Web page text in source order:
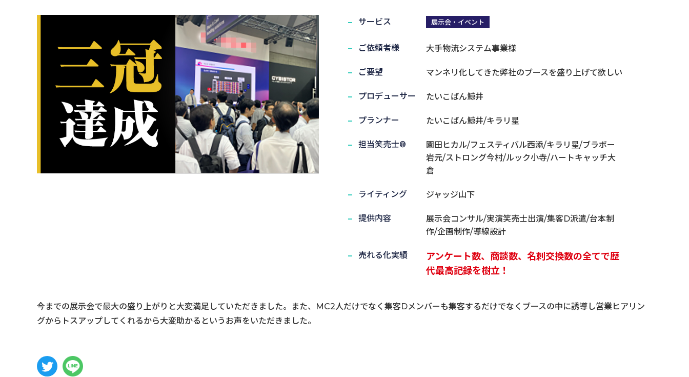
WEB広告・SNS運用・EC運営 実演笑売士・タレント
サービス 展示会・イベント
ご依頼者様 大手物流システム事業様
ご要望 マンネリ化してきた弊社のブースを盛り上げて欲しい
プロデューサー たいこばん鯨井
プランナー たいこばん鯨井/キラリ星
担当笑売士®
園田ヒカル/フェスティバル西添/キラリ星/ブラボー
岩元/ストロング今村/ルック小寺/ハートキャッチ大
倉
ライティング ジャッジ山下
提供内容
展示会コンサル/実演笑売士出演/集客D派遣/台本制
作/企画制作/導線設計
売れる化実績
アンケート数、商談数、名刺交換数の全てで歴
代最高記録を樹立！
今までの展示会で最大の盛り上がりと大変満足していただきました。また、MC2人だけでなく集客Dメンバーも集客するだけでなくブースの中に誘導し営業ヒアリン
グからトスアップしてくれるから大変助かるというお声をいただきました。